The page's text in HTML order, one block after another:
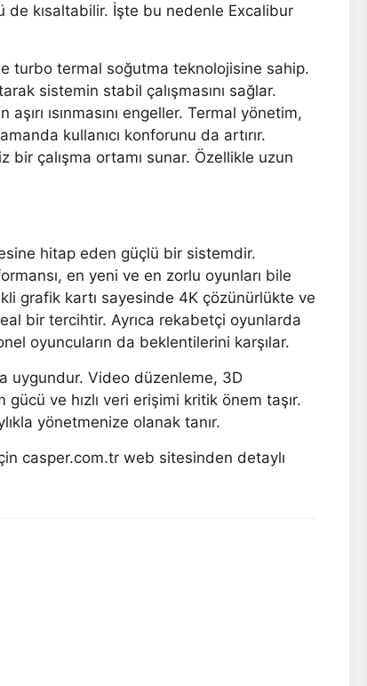
de kısaltabilir. İşte bu nedenle Excalibur
turbo termal soğutma teknolojisine sahip.
sistemin stabil çalışmasını sağlar.
ısınmasını engeller. Termal yönetim,
kullanıcı konforunu da artırır.
bir çalışma ortamı sunar. Özellikle uzun
hitap eden güçlü bir sistemdir.
en yeni ve en zorlu oyunları bile
grafik kartı sayesinde 4K çözünürlükte ve
bir tercihtir. Ayrıca rekabetçi oyunlarda
oyuncuların da beklentilerini karşılar.
uygundur. Video düzenleme, 3D
ve hızlı veri erişimi kritik önem taşır.
yönetmenize olanak tanır.
casper.com.tr web sitesinden detaylı